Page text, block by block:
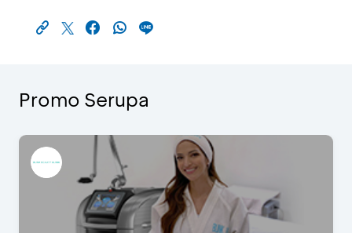
Promo Serupa